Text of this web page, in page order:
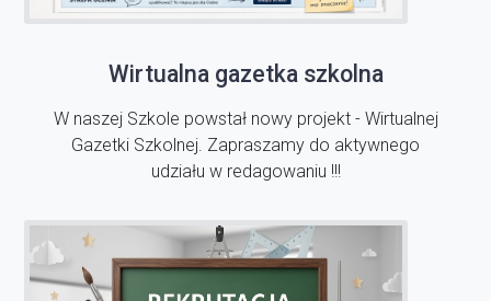
Wirtualna gazetka szkolna
W naszej Szkole powstał nowy projekt - Wirtualnej
Gazetki Szkolnej. Zapraszamy do aktywnego
udziału w redagowaniu !!!